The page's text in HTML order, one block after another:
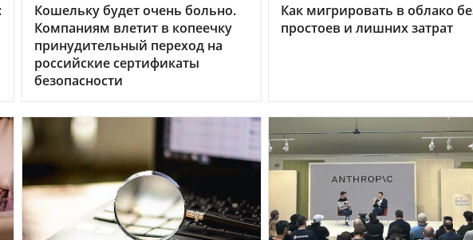
Кошельку будет очень больно.
Компаниям влетит в копеечку
принудительный переход на
российские сертификаты
безопасности
Как мигрировать в облако
простоев и лишних затрат